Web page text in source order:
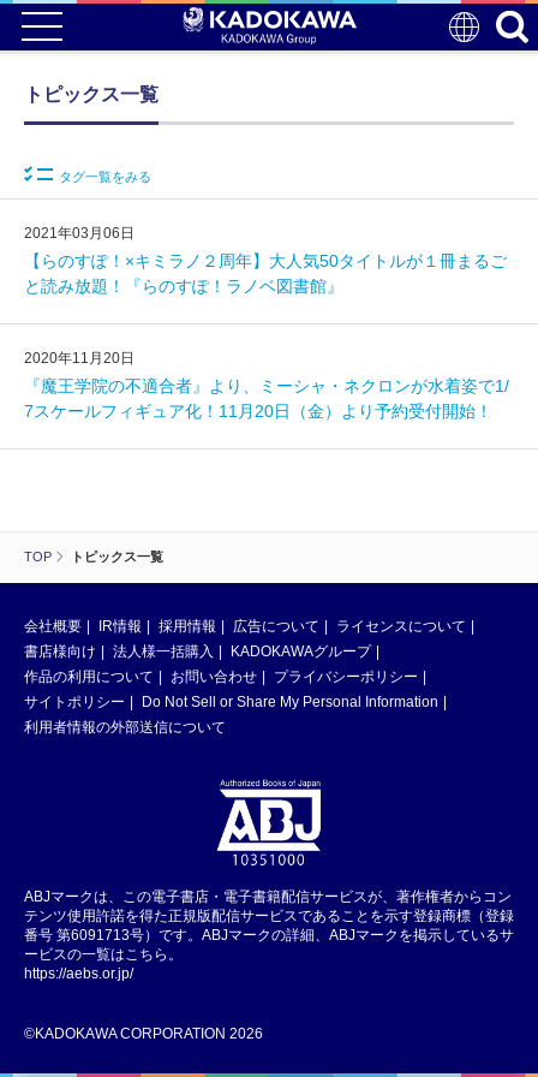
TOP トピックス一覧
トピックス一覧
タグ一覧をみる
2021年03月06日
【らのすぽ！×キミラノ２周年】大人気50タイトルが１冊まるご
と読み放題！『らのすぽ！ラノベ図書館』
2020年11月20日
『魔王学院の不適合者』より、ミーシャ・ネクロンが水着姿で1/
7スケールフィギュア化！11月20日（金）より予約受付開始！
会社概要 IR情報 採用情報 広告について
ライセンスについて
書店様向け
法人様一括購入
KADOKAWAグループ
作品の利用について
お問い合わせ
プライバシーポリシー
サイトポリシー
Do Not Sell or Share My Personal Information
利用者情報の外部送信について
ABJマークは、この電子書店・電子書籍配信サービスが、著作権者からコン
テンツ使用許諾を得た正規版配信サービスであることを示す登録商標（登録
番号 第6091713号）です。ABJマークの詳細、ABJマークを掲示しているサ
ービスの一覧はこちら。
https://aebs.or.jp/
©KADOKAWA CORPORATION 2026